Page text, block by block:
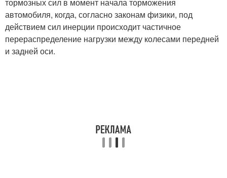
автомобиля, когда, согласно законам физики, под
действием сил инерции происходит частичное
перераспределение нагрузки между колесами передней
и задней оси.